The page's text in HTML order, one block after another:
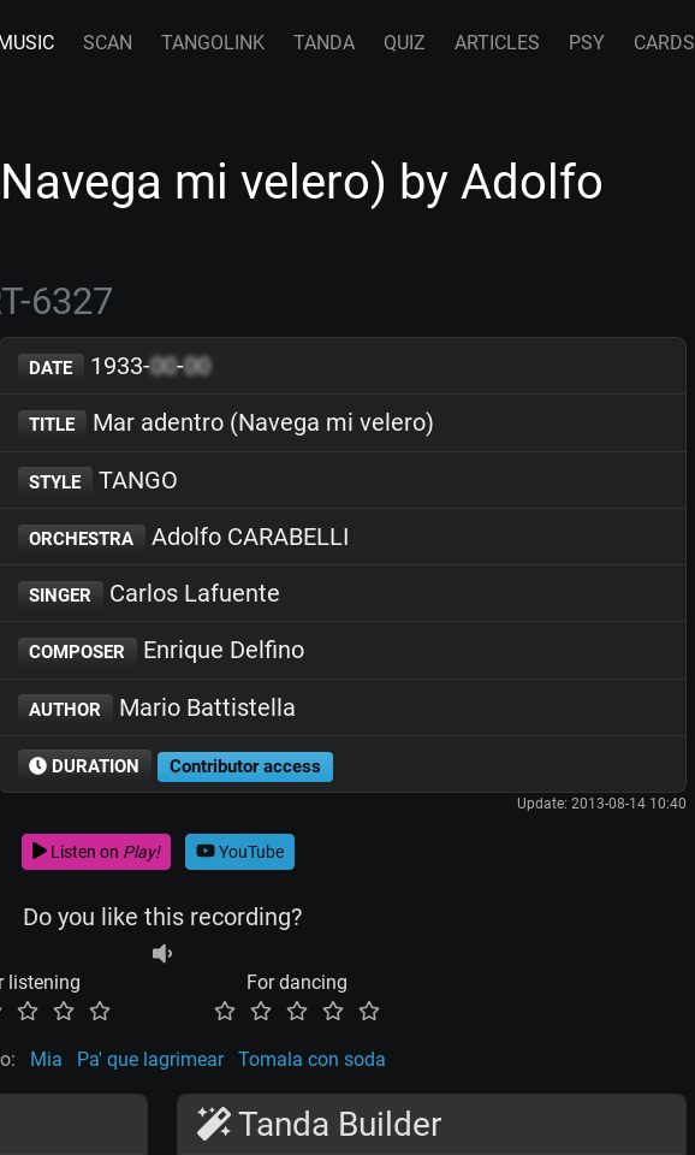
SCAN TANGOLINK TANDA QUIZ ARTICLES PSY CARDS
mi velero) by Adolfo
6327
DATE 1933-00-00
TITLE Mar adentro (Navega mi velero)
STYLE TANGO
ORCHESTRA Adolfo CARABELLI
SINGER Carlos Lafuente
COMPOSER Enrique Delfino
AUTHOR Mario Battistella
DURATION Contributor access
Update: 2013-08-14 10:40
Listen on Play! YouTube
Do you like this recording?
listening For dancing
Mia Pa' que lagrimear Tomala con soda
Tanda Builder